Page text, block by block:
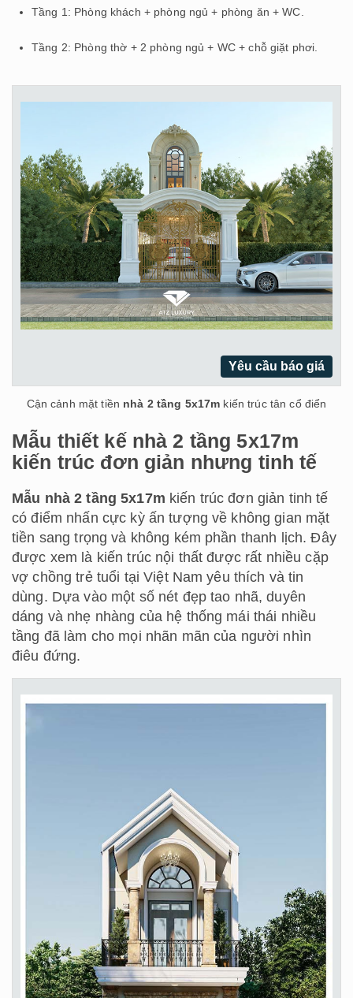
Tầng 1: Phòng khách + phòng ngủ + phòng ăn + WC.
Tầng 2: Phòng thờ + 2 phòng ngủ + WC + chỗ giặt phơi.
Yêu cầu báo giá
Cận cảnh mặt tiền nhà 2 tầng 5x17m kiến trúc tân cổ điển
Mẫu thiết kế nhà 2 tầng 5x17m
kiến trúc đơn giản nhưng tinh tế
Mẫu nhà 2 tầng 5x17m kiến trúc đơn giản tinh tế
có điểm nhấn cực kỳ ấn tượng về không gian mặt
tiền sang trọng và không kém phần thanh lịch. Đây
được xem là kiến trúc nội thất được rất nhiều cặp
vợ chồng trẻ tuổi tại Việt Nam yêu thích và tin
dùng. Dựa vào một số nét đẹp tao nhã, duyên
dáng và nhẹ nhàng của hệ thống mái thái nhiều
tầng đã làm cho mọi nhãn mãn của người nhìn
điêu đứng.